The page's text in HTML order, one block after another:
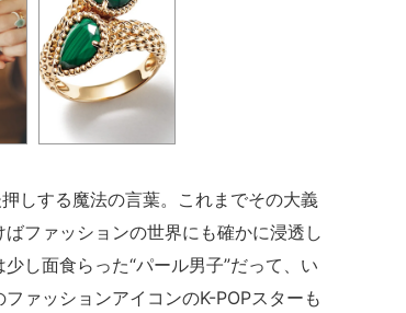
しする魔法の言葉。これまでその大義
ファッションの世界にも確かに浸透し
し面食らった“パール男子”だって、い
ァッションアイコンのK-POPスターも